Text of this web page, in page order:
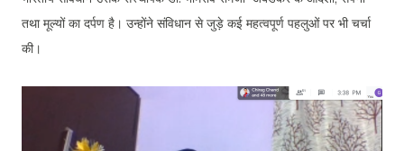
तथा मूल्यों का दर्पण है। उन्होंने संविधान से जुड़े कई महत्वपूर्ण पहलुओं पर भी चर्चा
की।